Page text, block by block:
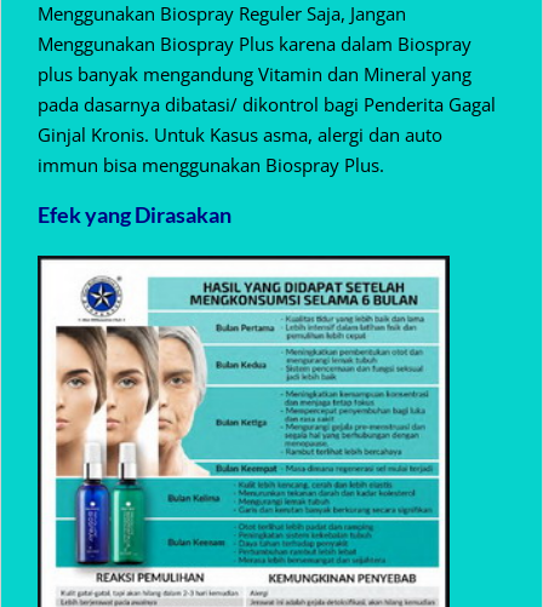
Menggunakan Biospray Reguler Saja, Jangan
Menggunakan Biospray Plus karena dalam Biospray
plus banyak mengandung Vitamin dan Mineral yang
pada dasarnya dibatasi/ dikontrol bagi Penderita Gagal
Ginjal Kronis. Untuk Kasus asma, alergi dan auto
immun bisa menggunakan Biospray Plus.
Efek yang Dirasakan